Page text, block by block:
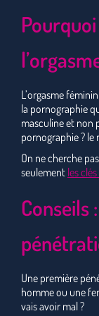
L’orgasme
la pornographie
masculine et non
pornographie ? le
On ne cherche
seulement les
Conseils
Une première
homme ou une
vais avoir mal ?